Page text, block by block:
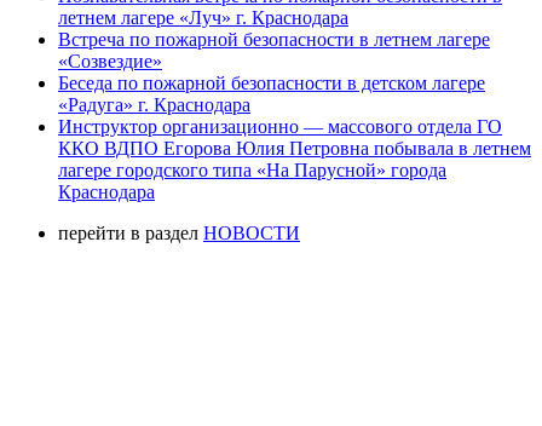
летнем лагере «Луч» г. Краснодара
Встреча по пожарной безопасности в летнем лагере
«Созвездие»
Беседа по пожарной безопасности в детском лагере
«Радуга» г. Краснодара
Инструктор организационно — массового отдела ГО
ККО ВДПО Егорова Юлия Петровна побывала в летнем
лагере городского типа «На Парусной» города
Краснодара
перейти в раздел НОВОСТИ